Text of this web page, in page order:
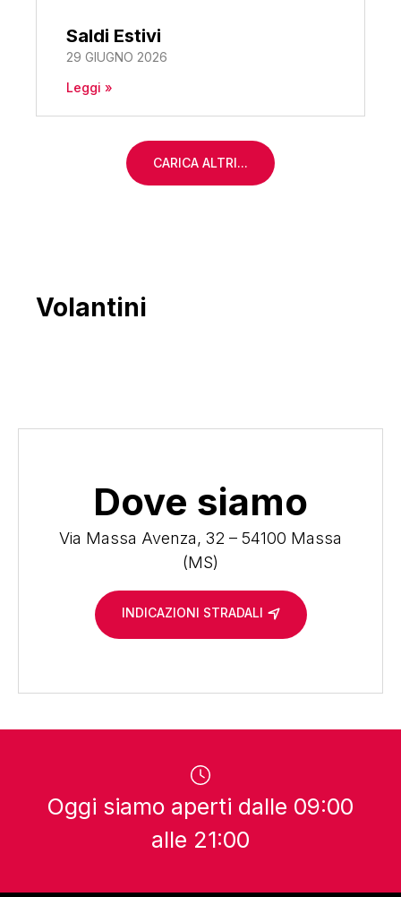
Saldi Estivi
29 GIUGNO 2026
Leggi »
CARICA ALTRI...
Volantini
Dove siamo
Via Massa Avenza, 32 – 54100 Massa
(MS)
INDICAZIONI STRADALI
Oggi siamo aperti dalle 09:00
alle 21:00